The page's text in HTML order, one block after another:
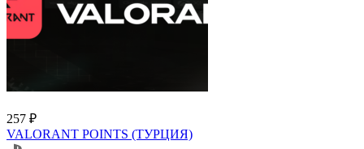
257 ₽
VALORANT POINTS (ТУРЦИЯ)